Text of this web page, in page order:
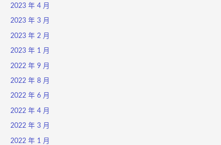
2023 年 4 月
2023 年 3 月
2023 年 2 月
2023 年 1 月
2022 年 9 月
2022 年 8 月
2022 年 6 月
2022 年 4 月
2022 年 3 月
2022 年 1 月